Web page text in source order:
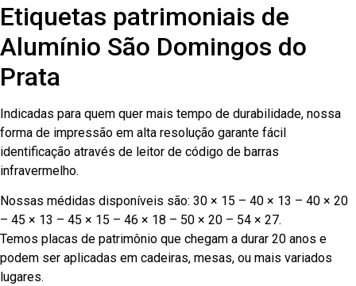
Etiquetas patrimoniais de
Alumínio São Domingos do
Prata
Indicadas para quem quer mais tempo de durabilidade, nossa
forma de impressão em alta resolução garante fácil
identificação através de leitor de código de barras
infravermelho.
Nossas médidas disponíveis são: 30 × 15 – 40 × 13 – 40 × 20
– 45 × 13 – 45 × 15 – 46 × 18 – 50 × 20 – 54 × 27.
Temos placas de patrimônio que chegam a durar 20 anos e
podem ser aplicadas em cadeiras, mesas, ou mais variados
lugares.